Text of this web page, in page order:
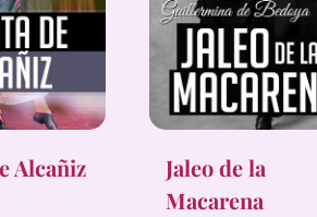
Alcañiz
Jaleo de la
Macarena